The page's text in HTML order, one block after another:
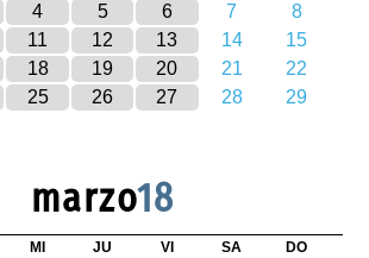
4 5 6 7
8
11 12 13 14
15
18 19 20 21
22
25 26 27 28
29
marzo18
MI JU VI SA DO